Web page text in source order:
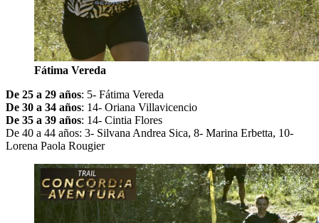
Fátima Vereda
De 25 a 29 años: 5- Fátima Vereda
De 30 a 34 años: 14- Oriana Villavicencio
De 35 a 39 años: 14- Cintia Flores
De 40 a 44 años: 3- Silvana Andrea Sica, 8- Marina Erbetta, 10-
Lorena Paola Rougier